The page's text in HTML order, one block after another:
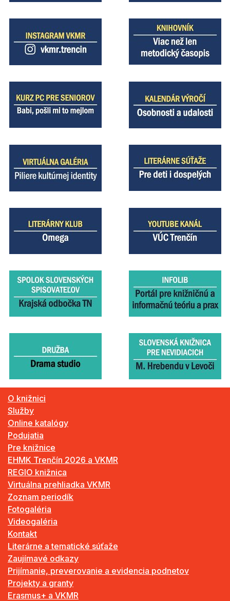
O knižnici
Služby
Online katalógy
Podujatia
Pre knižnice
EHMK Trenčín 2026 a VKMR
REGIO knižnica
Virtuálna prehliadka VKMR
Zoznam periodík
Fotogaléria
Videogaléria
Kontakt
Literárne a tematické súťaže
Zaujímavé odkazy
Prijímanie, preverovanie a evidencia podnetov
Projekty a granty
Erasmus+ a VKMR